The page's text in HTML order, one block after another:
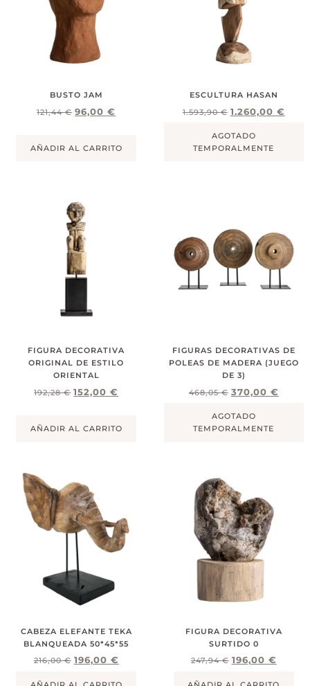
BUSTO JAM
121,44€ 96,00€
AÑADIR AL CARRITO
ESCULTURA HASAN
1.593,90€ 1.260,00 €
AGOTADO
TEMPORALMENTE
FIGURA DECORATIVA
ORIGINAL DE ESTILO
ORIENTAL
192,28€ 152,00€
AÑADIR AL CARRITO
FIGURAS DECORATIVAS DE
POLEAS DE MADERA (JUEGO
DE 3)
468,05€ 370,00 €
AGOTADO
TEMPORALMENTE
CABEZA ELEFANTE TEKA
BLANQUEADA 50*45*55
216,00€ 196,00 €
FIGURA DECORATIVA
SURTIDO 0
247,94€ 196,00 €